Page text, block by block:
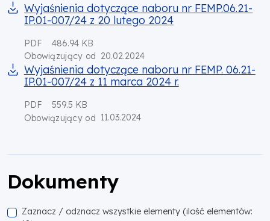
Wyjaśnienia dotyczące naboru nr FEMP.06.21-
IP.01-007/24 z 20 lutego 2024
PDF
486.94 KB
Obowiązujący od 20.02.2024
Wyjaśnienia dotyczące naboru nr FEMP. 06.21-
IP.01-007/24 z 11 marca 2024 r.
PDF
559.5 KB
Obowiązujący od 11.03.2024
Dokumenty
Zaznacz / odznacz wszystkie elementy (ilość elementów: